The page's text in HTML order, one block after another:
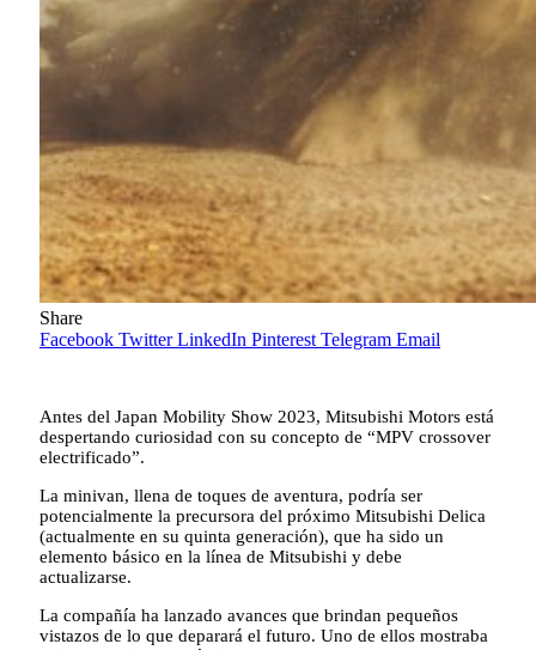
Share
Facebook Twitter LinkedIn Pinterest Telegram Email
Antes del Japan Mobility Show 2023, Mitsubishi Motors está
despertando curiosidad con su concepto de “MPV crossover
electrificado”.
La minivan, llena de toques de aventura, podría ser
potencialmente la precursora del próximo Mitsubishi Delica
(actualmente en su quinta generación), que ha sido un
elemento básico en la línea de Mitsubishi y debe
actualizarse.
La compañía ha lanzado avances que brindan pequeños
vistazos de lo que deparará el futuro. Uno de ellos mostraba